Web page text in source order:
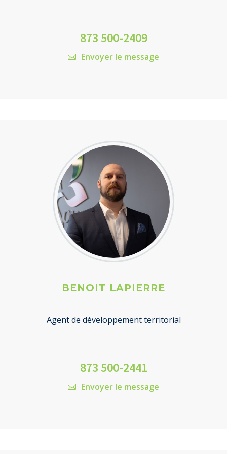
873 500-2409
Envoyer le message
BENOIT LAPIERRE
Agent de développement territorial
873 500-2441
Envoyer le message